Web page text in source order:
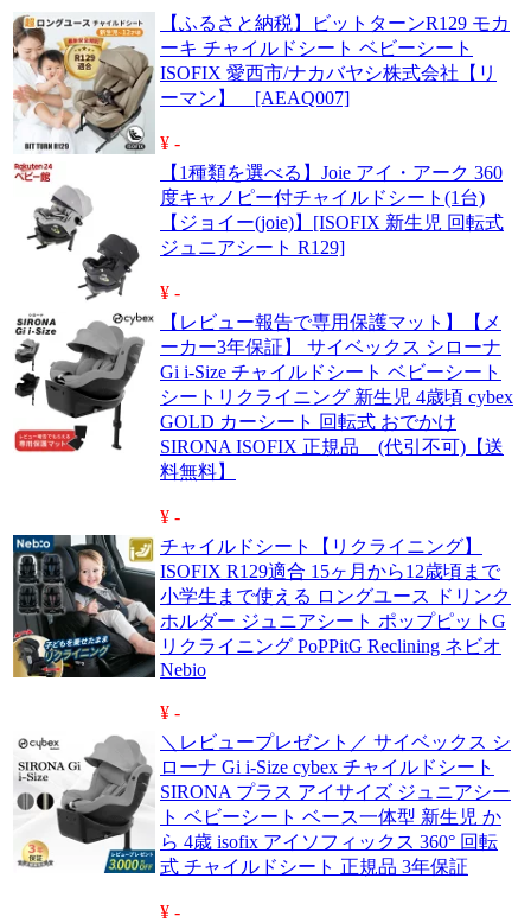
【ふるさと納税】ビットターンR129 モカ
ーキ チャイルドシート ベビーシート
ISOFIX 愛西市/ナカバヤシ株式会社【リ
ーマン】 [AEAQ007]
¥ -
【1種類を選べる】Joie アイ・アーク 360
度キャノピー付チャイルドシート(1台)
【ジョイー(joie)】[ISOFIX 新生児 回転式
ジュニアシート R129]
¥ -
【レビュー報告で専用保護マット】【メ
ーカー3年保証】 サイベックス シローナ
Gi i-Size チャイルドシート ベビーシート
シートリクライニング 新生児 4歳頃 cybex
GOLD カーシート 回転式 おでかけ
SIRONA ISOFIX 正規品 (代引不可)【送
料無料】
¥ -
チャイルドシート【リクライニング】
ISOFIX R129適合 15ヶ月から12歳頃まで
小学生まで使える ロングユース ドリンク
ホルダー ジュニアシート ポップピットG
リクライニング PoPPitG Reclining ネビオ
Nebio
¥ -
＼レビュープレゼント／ サイベックス シ
ローナ Gi i-Size cybex チャイルドシート
SIRONA プラス アイサイズ ジュニアシー
ト ベビーシート ベース一体型 新生児 か
ら 4歳 isofix アイソフィックス 360° 回転
式 チャイルドシート 正規品 3年保証
¥ -